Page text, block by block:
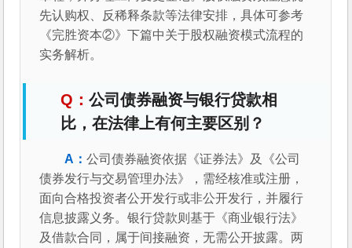
先认购权、反稀释条款等法律安排，具体可参考
《完胜资本②》下篇中关于股权融资模式流程的
实务解析。
公司债券融资与银行贷款相
比，在法律上有何主要区别？
公司债券融资依据《证券法》及《公司
债券发行与交易管理办法》，需经核准或注册，
面向合格投资者公开发行或非公开发行，并履行
信息披露义务。银行贷款则基于《商业银行法》
及借款合同，属于间接融资，无需公开披露。两